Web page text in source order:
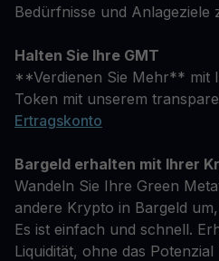
Bedürfnisse und Anlageziele
Halten Sie Ihre GMT
**Verdienen Sie Mehr** mit
Token mit unserem
Ertragskonto
Bargeld erhalten mit Ihrer
Wandeln Sie Ihre Green
andere Krypto in Bargeld
Es ist einfach und schnell.
Liquidität, ohne das